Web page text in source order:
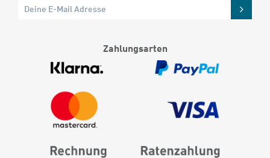
Zahlungsarten